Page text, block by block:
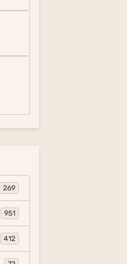
269
951
412